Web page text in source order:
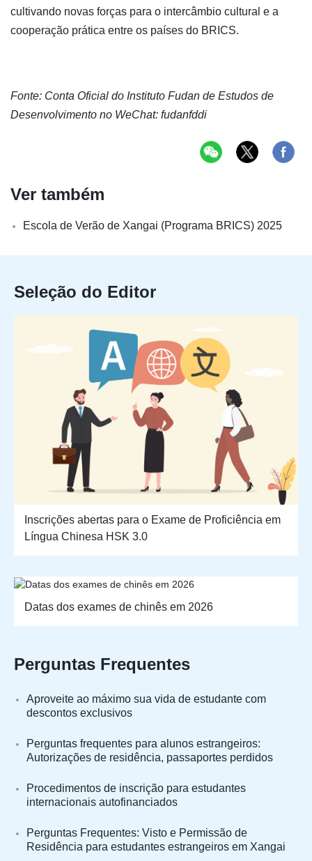
cultivando novas forças para o intercâmbio cultural e a
cooperação prática entre os países do BRICS.
Fonte: Conta Oficial do Instituto Fudan de Estudos de
Desenvolvimento no WeChat: fudanfddi
Ver também
Escola de Verão de Xangai (Programa BRICS) 2025
Seleção do Editor
Inscrições abertas para o Exame de Proficiência em
Língua Chinesa HSK 3.0
Datas dos exames de chinês em 2026
Perguntas Frequentes
Aproveite ao máximo sua vida de estudante com
descontos exclusivos
Perguntas frequentes para alunos estrangeiros:
Autorizações de residência, passaportes perdidos
Procedimentos de inscrição para estudantes
internacionais autofinanciados
Perguntas Frequentes: Visto e Permissão de
Residência para estudantes estrangeiros em Xangai